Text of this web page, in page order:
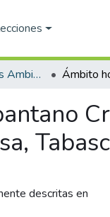
Maestría en Ciencias Ambientales (PNPC)
descritas en